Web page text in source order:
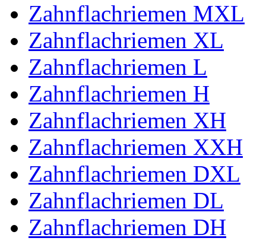
Zahnflachriemen MXL
Zahnflachriemen XL
Zahnflachriemen L
Zahnflachriemen H
Zahnflachriemen XH
Zahnflachriemen XXH
Zahnflachriemen DXL
Zahnflachriemen DL
Zahnflachriemen DH